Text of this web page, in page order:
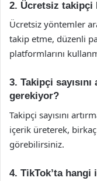
2. Ücretsiz takipçi
Ücretsiz yöntemler
takip etme, düzenli
platformlarını
3. Takipçi
gerekiyor?
Takipçi sayısını
içerik üreterek,
görebilirsiniz.
4. TikTok’ta